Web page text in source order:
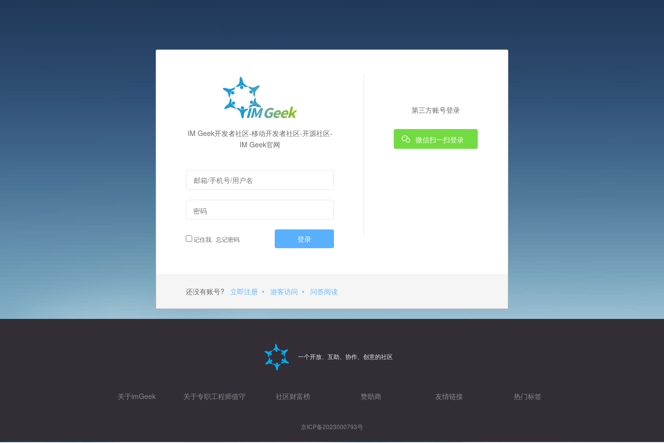
IM Geek开发者社区-移动开发者社区-开源社区-
IM Geek官网
密码
登录
记住我 忘记密码
第三方账号登录
微信扫一扫登录
还没有账号? 立即注册 • 游客访问 • 问答阅读
一个开放、互助、协作、创意的社区
关于imGeek 关于专职工程师值守 社区财富榜 赞助商 友情链接 热门标签
京ICP备2023000793号